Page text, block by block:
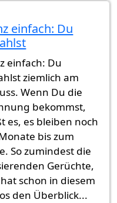
Antrag am Juni
einfach: Du
einfach: Du
ziemlich am
Wenn Du die
bekommst,
es, es bleiben noch
bis zum
So zumindest die
Gerüchte,
schon in diesem
den Überblick...